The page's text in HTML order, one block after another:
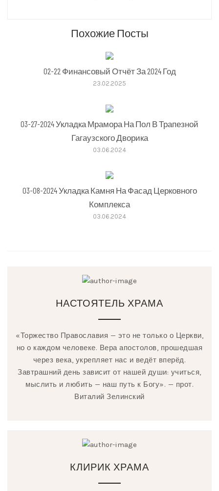
Похожие Посты
02-22 Финансовый Отчёт За 2024 Год
23.02.2025
03-27-2024 Укладка Мрамора На Пол В Трапезной
Гагаузского Дворика
03.06.2024
03-08-2024 Укладка Камня На Фасад Церковного
Комплекса
03.06.2024
НАСТОЯТЕЛЬ ХРАМА
«Торжество Православия — это не только о Церкви,
но о каждом человеке. Вера апостолов, прошедшая
через века, укрепляет нас и ведёт вперёд.
Завтрашний день зависит от нашей души: учиться,
мыслить и любить — наш путь к Богу». — прот.
Виталий Зелинский
КЛИРИК ХРАМА